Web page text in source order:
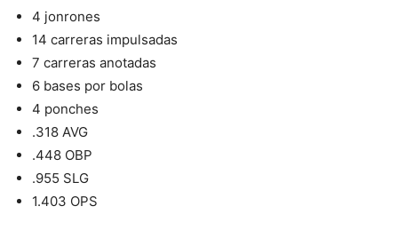
4 jonrones
14 carreras impulsadas
7 carreras anotadas
6 bases por bolas
4 ponches
.318 AVG
.448 OBP
.955 SLG
1.403 OPS